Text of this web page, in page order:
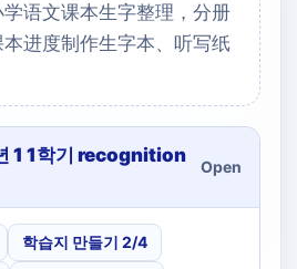
语文课本生字整理，分册
进度制作生字本、听写纸
1 1학기 recognition
Open
학습지 만들기 2/4